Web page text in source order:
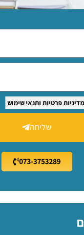
מדיניות פרטיות ותנאי שימוש
שליחה
073-3753289